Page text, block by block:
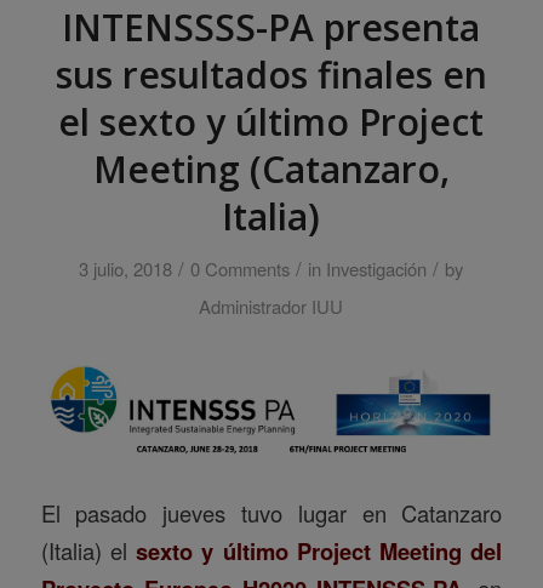
INTENSSSS-PA presenta
sus resultados finales en
el sexto y último Project
Meeting (Catanzaro,
Italia)
3 julio, 2018 / 0 Comments / in Investigación / by
Administrador IUU
El pasado jueves tuvo lugar en Catanzaro
(Italia) elsexto y último Project Meeting del